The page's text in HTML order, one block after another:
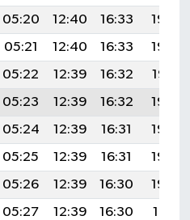
05:20 12:40 16:33
19:49
05:21 12:40 16:33
19:48
05:22 12:39 16:32
19:47
05:23 12:39 16:32
19:46
05:24 12:39 16:31
19:44
05:25 12:39 16:31
19:43
05:26 12:39 16:30
19:42
05:27 12:39 16:30
19:41